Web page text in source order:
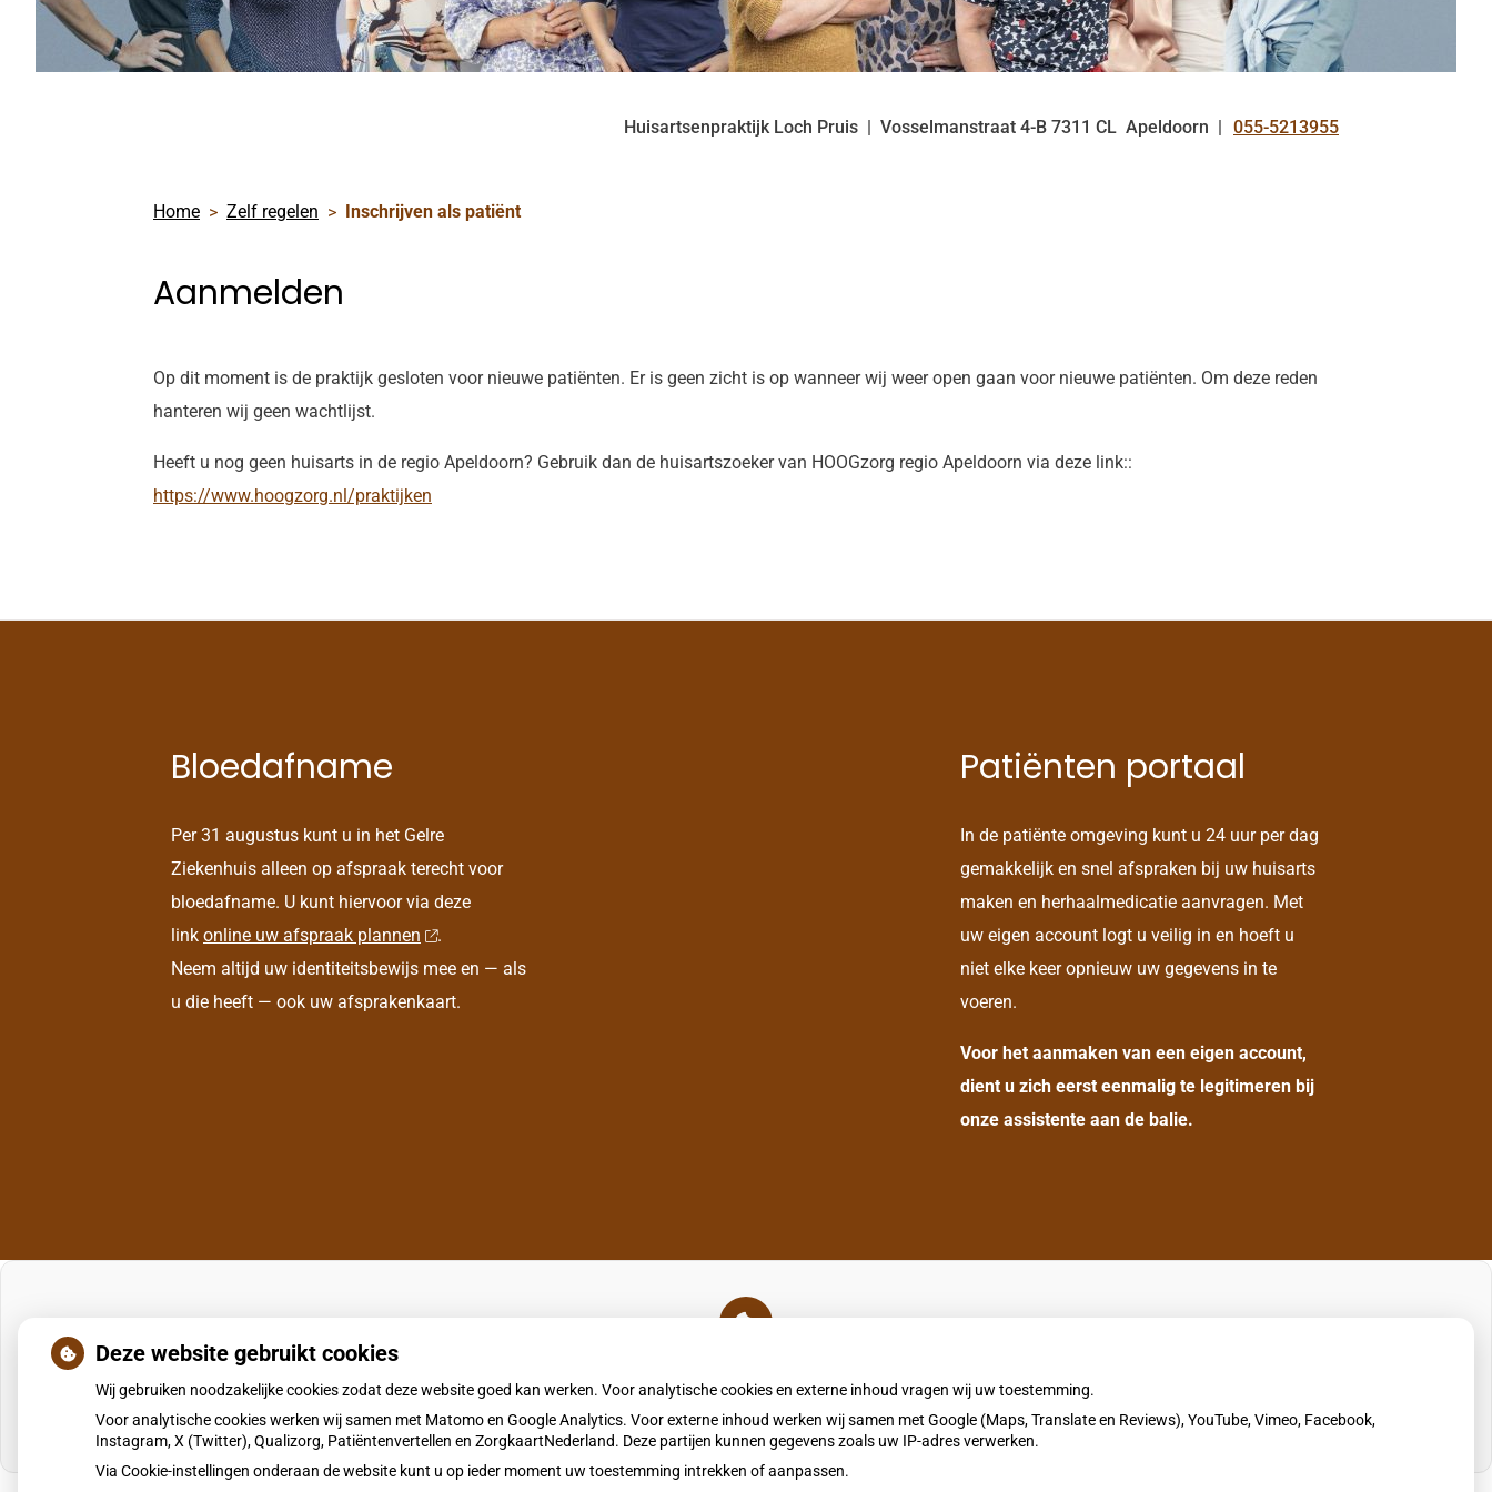
Huisartsenpraktijk Loch Pruis Vosselmanstraat 4-B 7311 CL Apeldoorn Tel:
055-5213955
Home Zelf regelen Inschrijven als patiënt
Aanmelden
Op dit moment is de praktijk gesloten voor nieuwe patiënten. Er is geen zicht is op wanneer wij weer open gaan voor nieuwe patiënten. Om deze reden
hanteren wij geen wachtlijst.
Heeft u nog geen huisarts in de regio Apeldoorn? Gebruik dan de huisartszoeker van HOOGzorg regio Apeldoorn via deze link::
https://www.hoogzorg.nl/praktijken
Bloedafname
Per 31 augustus kunt u in het Gelre
Ziekenhuis alleen op afspraak terecht voor
bloedafname. U kunt hiervoor via deze
link online uw afspraak plannen
.
Neem altijd uw identiteitsbewijs mee en — als
u die heeft — ook uw afsprakenkaart.
Patiënten portaal
In de patiënte omgeving kunt u 24 uur per dag
gemakkelijk en snel afspraken bij uw huisarts
maken en herhaalmedicatie aanvragen. Met
uw eigen account logt u veilig in en hoeft u
niet elke keer opnieuw uw gegevens in te
voeren.
Voor het aanmaken van een eigen account,
dient u zich eerst eenmalig te legitimeren bij
onze assistente aan de balie.
externe inhoud
die nodig is om dit te zien.
Cookie-instellingen wijzigen
Deze website gebruikt cookies
Wij gebruiken noodzakelijke cookies zodat deze website goed kan werken. Voor analytische cookies en externe inhoud vragen wij uw toestemming.
Voor analytische cookies werken wij samen met Matomo en Google Analytics. Voor externe inhoud werken wij samen met Google (Maps, Translate en Reviews), YouTube, Vimeo, Facebook,
Instagram, X (Twitter), Qualizorg, Patiëntenvertellen en ZorgkaartNederland. Deze partijen kunnen gegevens zoals uw IP-adres verwerken.
Via Cookie-instellingen onderaan de website kunt u op ieder moment uw toestemming intrekken of aanpassen.